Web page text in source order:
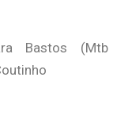
Bastos (Mtb